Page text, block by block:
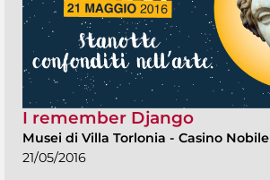
I remember Django
Musei di Villa Torlonia - Casino Nobile
21/05/2016